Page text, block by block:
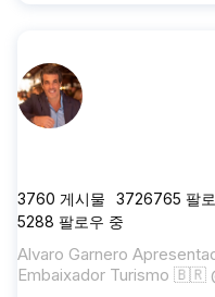
3760 게시물 3726765 팔
5288 팔로우 중
Alvaro Garnero
Embaixador Turismo 🇧🇷